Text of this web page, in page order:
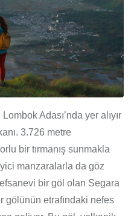
Adası’nda yer alıyır
3.726 metre
bir tırmanış sunmakla
manzaralarla da göz
bir göl olan Segara
gölünün etrafındaki nefes